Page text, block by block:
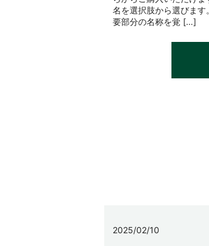
名を選択肢から選びま
要部分の名称を覚 […]
2025/02/10